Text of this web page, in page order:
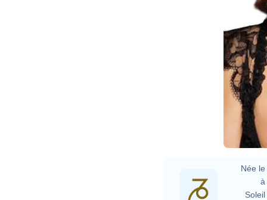
Née le
à
Soleil